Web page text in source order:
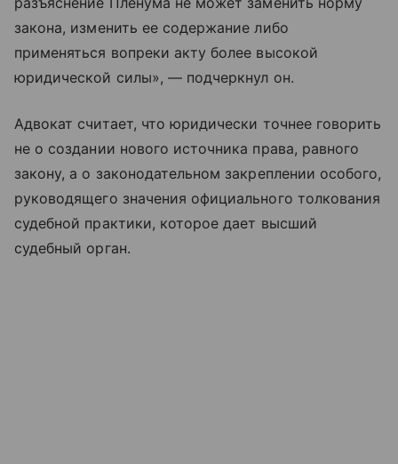
закона, изменить ее содержание либо
применяться вопреки акту более высокой
юридической силы», — подчеркнул он.
Адвокат считает, что юридически точнее говорить
не о создании нового источника права, равного
закону, а о законодательном закреплении особого,
руководящего значения официального толкования
судебной практики, которое дает высший
судебный орган.